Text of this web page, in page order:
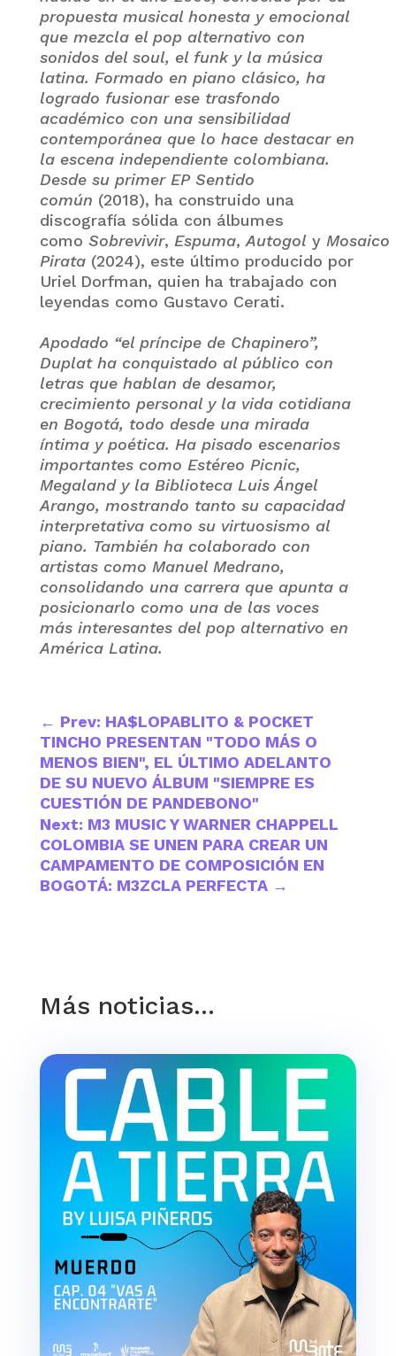
propuesta musical honesta y emocional
que mezcla el pop alternativo con
sonidos del soul, el funk y la música
latina. Formado en piano clásico, ha
logrado fusionar ese trasfondo
académico con una sensibilidad
contemporánea que lo hace destacar en
la escena independiente colombiana.
Desde su primer EP Sentido
común (2018), ha construido una
discografía sólida con álbumes
como Sobrevivir, Espuma, Autogoly Mosaico
Pirata(2024), este último producido por
Uriel Dorfman, quien ha trabajado con
leyendas como Gustavo Cerati.
Apodado “el príncipe de Chapinero”,
Duplat ha conquistado al público con
letras que hablan de desamor,
crecimiento personal y la vida cotidiana
en Bogotá, todo desde una mirada
íntima y poética. Ha pisado escenarios
importantes como Estéreo Picnic,
Megaland y la Biblioteca Luis Ángel
Arango, mostrando tanto su capacidad
interpretativa como su virtuosismo al
piano. También ha colaborado con
artistas como Manuel Medrano,
consolidando una carrera que apunta a
posicionarlo como una de las voces
más interesantes del pop alternativo en
América Latina.
← Prev: HA$LOPABLITO & POCKET
TINCHO PRESENTAN "TODO MÁS O
MENOS BIEN", EL ÚLTIMO ADELANTO
DE SU NUEVO ÁLBUM "SIEMPRE ES
CUESTIÓN DE PANDEBONO"
Next: M3 MUSIC Y WARNER CHAPPELL
COLOMBIA SE UNEN PARA CREAR UN
CAMPAMENTO DE COMPOSICIÓN EN
BOGOTÁ: M3ZCLA PERFECTA→
Más noticias…